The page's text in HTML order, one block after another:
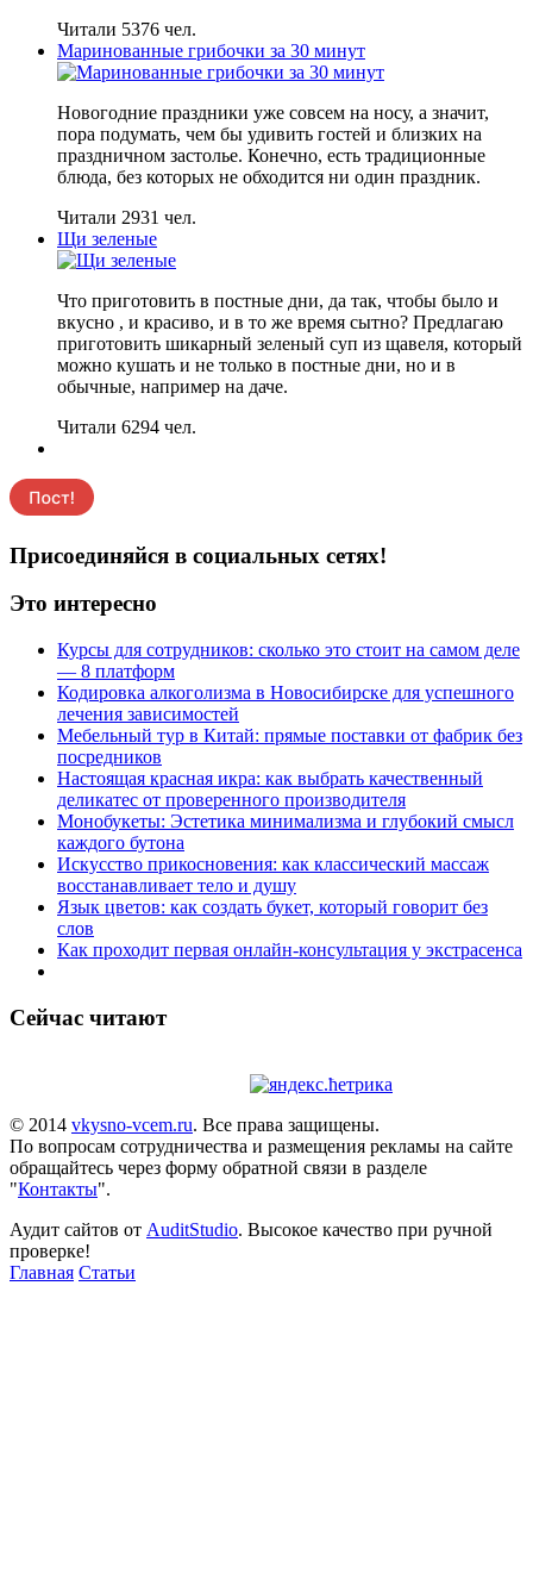
Читали 5376 чел.
Маринованные грибочки за 30 минут
Новогодние праздники уже совсем на носу, а значит,
пора подумать, чем бы удивить гостей и близких на
праздничном застолье. Конечно, есть традиционные
блюда, без которых не обходится ни один праздник.
Читали 2931 чел.
Щи зеленые
Что приготовить в постные дни, да так, чтобы было и
вкусно , и красиво, и в то же время сытно? Предлагаю
приготовить шикарный зеленый суп из щавеля, который
можно кушать и не только в постные дни, но и в
обычные, например на даче.
Читали 6294 чел.
Присоединяйся в социальных сетях!
Это интересно
Курсы для сотрудников: сколько это стоит на самом деле
— 8 платформ
Кодировка алкоголизма в Новосибирске для успешного
лечения зависимостей
Мебельный тур в Китай: прямые поставки от фабрик без
посредников
Настоящая красная икра: как выбрать качественный
деликатес от проверенного производителя
Монобукеты: Эстетика минимализма и глубокий смысл
каждого бутона
Искусство прикосновения: как классический массаж
восстанавливает тело и душу
Язык цветов: как создать букет, который говорит без
слов
Как проходит первая онлайн-консультация у экстрасенса
Сейчас читают
© 2014 vkysno-vcem.ru. Все права защищены.
По вопросам сотрудничества и размещения рекламы на сайте
обращайтесь через форму обратной связи в разделе
"Контакты".
Аудит сайтов от AuditStudio. Высокое качество при ручной
проверке!
Главная Статьи